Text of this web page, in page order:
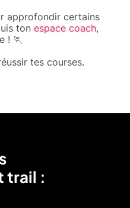
approfondir certains
ton espace coach,
! 🏃
tes courses.
trail :